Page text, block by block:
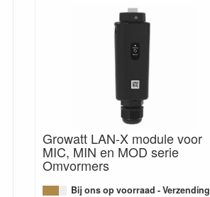
Growatt LAN-X module voor
MIC, MIN en MOD serie
Omvormers
Bij ons op voorraad - Verzending